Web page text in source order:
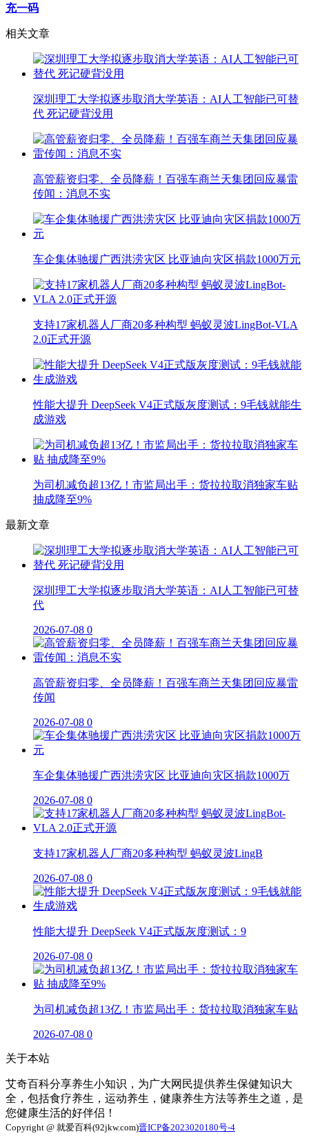
充一码
相关文章
深圳理工大学拟逐步取消大学英语：AI人工智能已可替
代 死记硬背没用
高管薪资归零、全员降薪！百强车商兰天集团回应暴雷
传闻：消息不实
车企集体驰援广西洪涝灾区 比亚迪向灾区捐款1000万元
支持17家机器人厂商20多种构型 蚂蚁灵波LingBot-VLA
2.0正式开源
性能大提升 DeepSeek V4正式版灰度测试：9毛钱就能生
成游戏
为司机减负超13亿！市监局出手：货拉拉取消独家车贴
抽成降至9%
最新文章
深圳理工大学拟逐步取消大学英语：AI人工智能已可替
代
2026-07-08 0
高管薪资归零、全员降薪！百强车商兰天集团回应暴雷
传闻
2026-07-08 0
车企集体驰援广西洪涝灾区 比亚迪向灾区捐款1000万
2026-07-08 0
支持17家机器人厂商20多种构型 蚂蚁灵波LingB
2026-07-08 0
性能大提升 DeepSeek V4正式版灰度测试：9
2026-07-08 0
为司机减负超13亿！市监局出手：货拉拉取消独家车贴
2026-07-08 0
关于本站
艾奇百科分享养生小知识，为广大网民提供养生保健知识大
全，包括食疗养生，运动养生，健康养生方法等养生之道，是
您健康生活的好伴侣！
Copyright @ 就爱百科(92jkw.com)晋ICP备2023020180号-4